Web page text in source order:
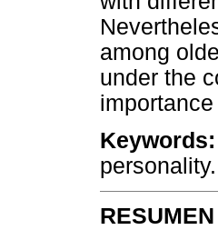
among
under the
Keywords:
personality.
RESUMEN